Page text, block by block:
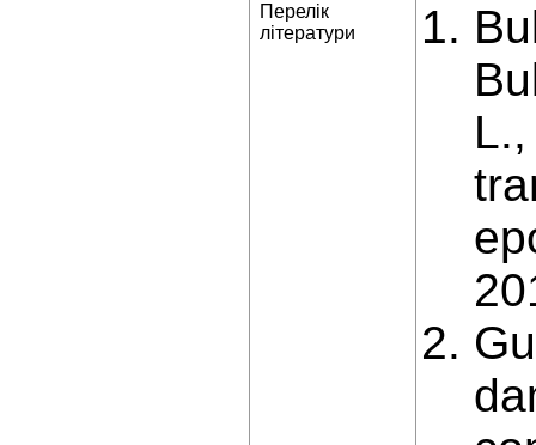
Перелік
літератури